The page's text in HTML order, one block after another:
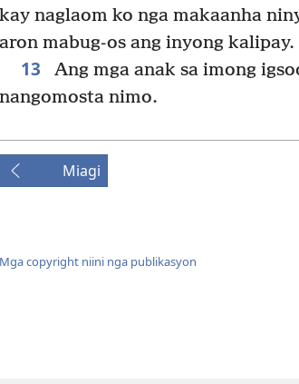
kay naglaom ko nga makaanha
aron mabug-os ang inyong kalipay.
13
Ang mga anak sa imong
nangomosta nimo.
Miagi
Mga copyright niini nga publikasyon